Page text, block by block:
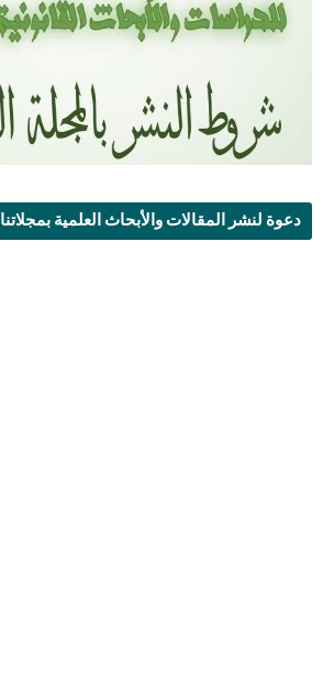
دعوة لنشر المقالات والأبحاث العلمية بمجلاتنا